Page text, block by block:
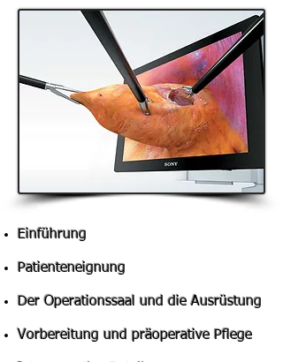
Einführung
Patienteneignung
Der Operationssaal und die Ausrüstung
Vorbereitung und präoperative Pflege